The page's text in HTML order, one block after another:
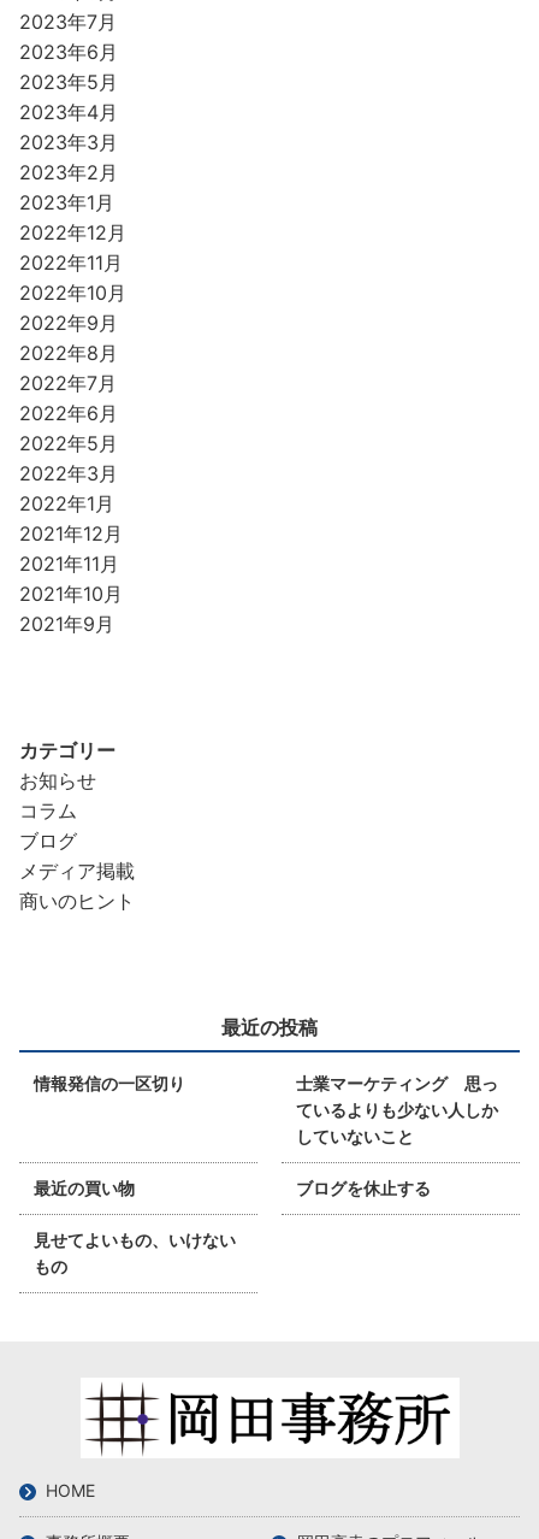
2023年7月
2023年6月
2023年5月
2023年4月
2023年3月
2023年2月
2023年1月
2022年12月
2022年11月
2022年10月
2022年9月
2022年8月
2022年7月
2022年6月
2022年5月
2022年3月
2022年1月
2021年12月
2021年11月
2021年10月
2021年9月
カテゴリー
お知らせ
コラム
ブログ
メディア掲載
商いのヒント
最近の投稿
情報発信の一区切り
士業マーケティング 思っ
ているよりも少ない人しか
していないこと
最近の買い物 ブログを休止する
見せてよいもの、いけない
もの
HOME